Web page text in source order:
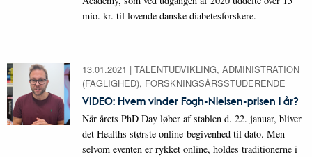
mio. kr. til lovende danske diabetesforskere.
13.01.2021 | TALENTUDVIKLING, ADMINISTRATION
(FAGLIGHED), FORSKNINGSÅRSSTUDERENDE
VIDEO: Hvem vinder Fogh-Nielsen-prisen i år?
Når årets PhD Day løber af stablen d. 22. januar, bliver
det Healths største online-begivenhed til dato. Men
selvom eventen er rykket online, holdes traditionerne i